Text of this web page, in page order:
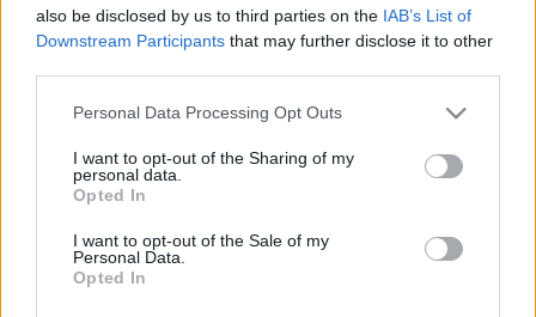
also be disclosed by us to third parties on the IAB’s List of
Downstream Participants that may further disclose it to other
Please note that this website/app uses one or more Google
not limited to your visit or usage behaviour. You may click to
grant or deny consent to Google and its third-party tags to
use your data for below specified purposes in below Google
consent section.
Personal Data Processing Opt Outs
I want to opt-out of the Sharing of my
personal data.
Opted In
I want to opt-out of the Sale of my
Personal Data.
Opted In
„AZ EMBERT EMBERRÉ TETTE…” – VASÁRNAP